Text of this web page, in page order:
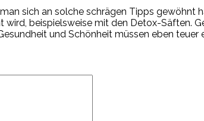
sich an solche schrägen Tipps
beispielsweise mit den Detox-Säften.
und Schönheit müssen eben